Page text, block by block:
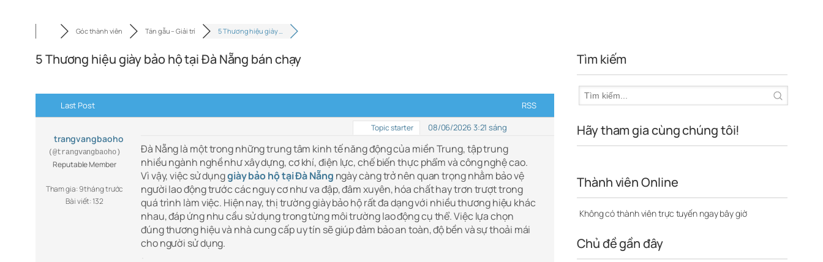
Góc thành viên Tán gẫu – Giải trí 5 Thương hiệu giày …
5 Thương hiệu giày bảo hộ tại Đà Nẵng bán chạy
Last Post RSS
trangvangbaoho
(@trangvangbaoho)
Reputable Member
Tham gia: 9 tháng trước
Bài viết: 132
Topic starter 08/06/2026 3:21 sáng
Đà Nẵng là một trong những trung tâm kinh tế năng động của miền Trung, tập trung
nhiều ngành nghề như xây dựng, cơ khí, điện lực, chế biến thực phẩm và công nghệ cao.
Vì vậy, việc sử dụnggiày bảo hộ tại Đà Nẵng ngày càng trở nên quan trọng nhằm bảo vệ
người lao động trước các nguy cơ như va đập, đâm xuyên, hóa chất hay trơn trượt trong
quá trình làm việc. Hiện nay, thị trường giày bảo hộ rất đa dạng với nhiều thương hiệu khác
nhau, đáp ứng nhu cầu sử dụng trong từng môi trường lao động cụ thể. Việc lựa chọn
đúng thương hiệu và nhà cung cấp uy tín sẽ giúp đảm bảo an toàn, độ bền và sự thoải mái
cho người sử dụng.
Tìm kiếm
Hãy tham gia cùng chúng tôi!
Thành viên Online
Không có thành viên trực tuyến ngay bây giờ
Chủ đề gần đây